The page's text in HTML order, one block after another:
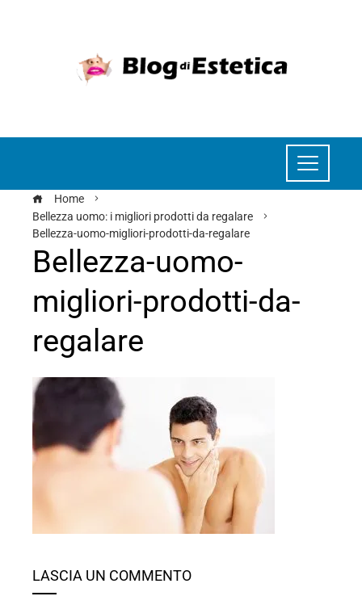
Home
Bellezza uomo: i migliori prodotti da regalare
Bellezza-uomo-migliori-prodotti-da-regalare
Bellezza-uomo-
migliori-prodotti-da-
regalare
LASCIA UN COMMENTO